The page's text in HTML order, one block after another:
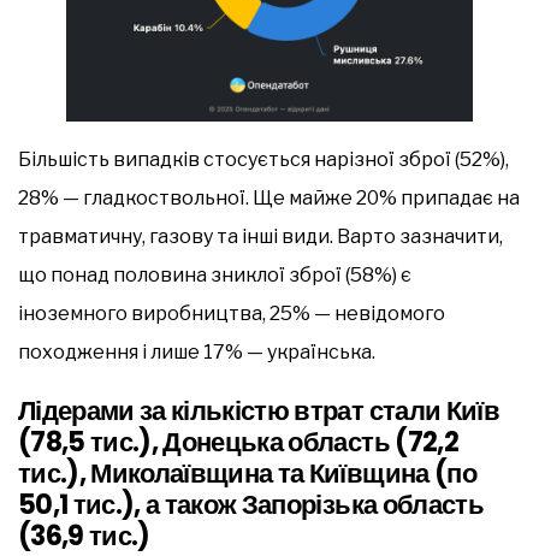
Більшість випадків стосується нарізної зброї (52%),
28% — гладкоствольної. Ще майже 20% припадає на
травматичну, газову та інші види. Варто зазначити,
що понад половина зниклої зброї (58%) є
іноземного виробництва, 25% — невідомого
походження і лише 17% — українська.
Лідерами за кількістю втрат стали Київ
(78,5 тис.), Донецька область (72,2
тис.), Миколаївщина та Київщина (по
50,1 тис.), а також Запорізька область
(36,9 тис.)